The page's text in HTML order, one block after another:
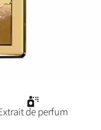
Extrait de perfum